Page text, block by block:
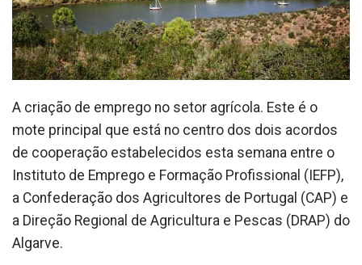
A criação de emprego no setor agrícola. Este é o
mote principal que está no centro dos dois acordos
de cooperação estabelecidos esta semana entre o
Instituto de Emprego e Formação Profissional (IEFP),
a Confederação dos Agricultores de Portugal (CAP) e
a Direção Regional de Agricultura e Pescas (DRAP) do
Algarve.